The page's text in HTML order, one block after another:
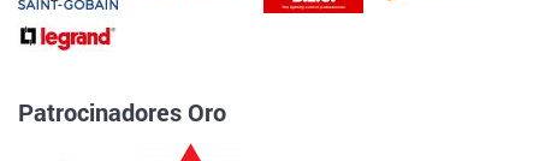
Patrocinadores Oro